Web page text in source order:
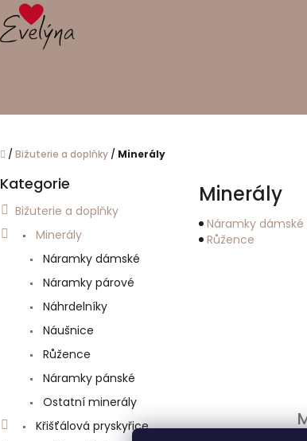
Domů
/ Bižuterie a doplňky / Minerály
oPřeskočit
Kategorie
Bižuterie a doplňky
Minerály
Náramky dámské
Náramky párové
Náhrdelníky
Náušnice
Růžence
Náramky pánské
Ostatní minerály
Křišťálová pryskyřice
Minerály
Náramky dámské
Růžence